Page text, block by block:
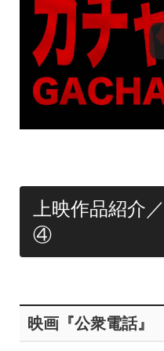
上映作品紹介
④
映画『公衆電話』